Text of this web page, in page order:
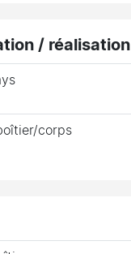
/ réalisation
corps